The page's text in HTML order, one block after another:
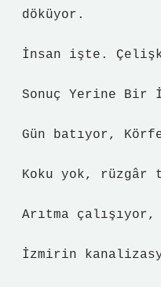
döküyor.
İnsan işte.
Sonuç Yerine Bir
Gün batıyor,
Koku yok, rüzgâr
Arıtma çalışıyor,
İzmirin